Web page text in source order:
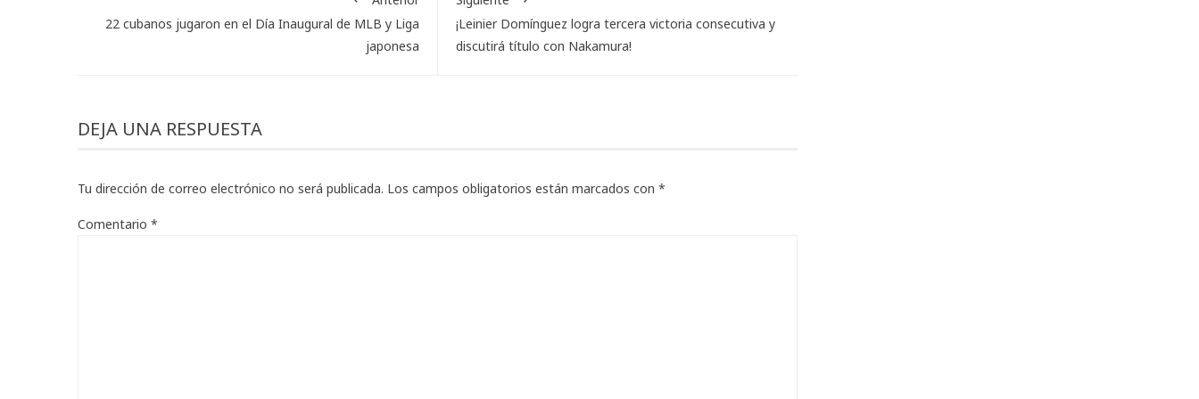
22 cubanos jugaron en el Día Inaugural de MLB y Liga
japonesa
¡Leinier Domínguez logra tercera victoria consecutiva y
discutirá título con Nakamura!
DEJA UNA RESPUESTA
Tu dirección de correo electrónico no será publicada. Los campos obligatorios están marcados con *
Comentario *